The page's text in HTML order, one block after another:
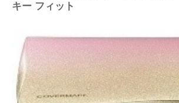
キー フィット